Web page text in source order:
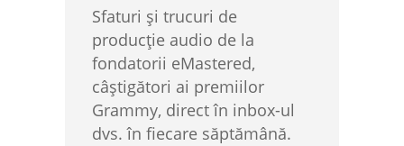
Sfaturi și trucuri de
producție audio de la
fondatorii eMastered,
câștigători ai premiilor
Grammy, direct în inbox-ul
dvs. în fiecare săptămână.